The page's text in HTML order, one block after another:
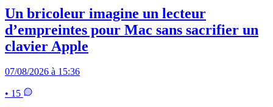
Un bricoleur imagine un lecteur
d’empreintes pour Mac sans sacrifier un
clavier Apple
07/08/2026 à 15:36
• 15